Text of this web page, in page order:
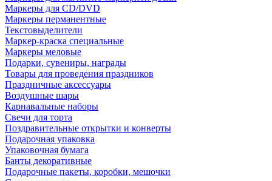
Маркеры для CD/DVD
Маркеры перманентные
Текстовыделители
Маркер-краска специальные
Маркеры меловые
Подарки, сувениры, награды
Товары для проведения праздников
Праздничные аксессуары
Воздушные шары
Карнавальные наборы
Свечи для торта
Поздравительные открытки и конверты
Подарочная упаковка
Упаковочная бумага
Банты декоративные
Подарочные пакеты, коробки, мешочки